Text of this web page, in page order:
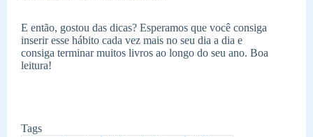
E então, gostou das dicas? Esperamos que você consiga
inserir esse hábito cada vez mais no seu dia a dia e
consiga terminar muitos livros ao longo do seu ano. Boa
leitura!
Tags